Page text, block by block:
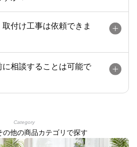
付け工事は依頼できま
に相談することは可能で
Category
の他の商品カテゴリで探す